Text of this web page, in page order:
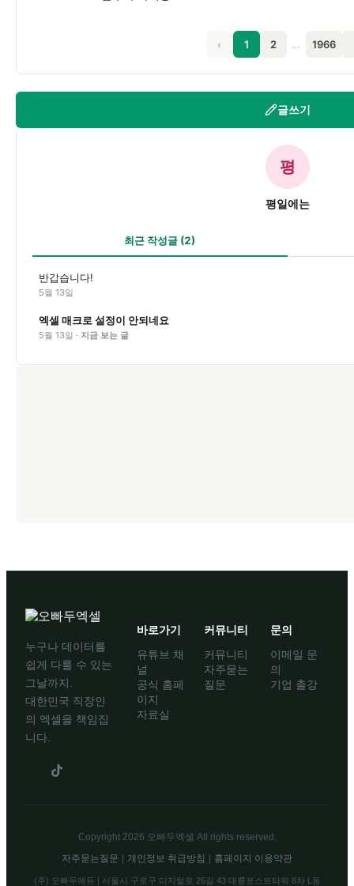
‹ 1 2 … 1966
글쓰기
평
평일에는
최근 작성글 (2)
반갑습니다!
5월 13일
엑셀 매크로 설정이 안되네요
5월 13일 · 지금 보는 글
누구나 데이터를
쉽게 다룰 수 있는
그날까지.
대한민국 직장인
의 엑셀을 책임집
니다.
바로가기
유튜브 채
널
공식 홈페
이지
자료실
커뮤니티
커뮤니티
자주묻는
질문
문의
이메일 문
의
기업 출강
Copyright 2026 오빠두엑셀 All rights reserved.
자주묻는질문
개인정보 취급방침 홈페이지 이용약관
(주) 오빠두에듀 | 서울시 구로구 디지털로 26길 43 대륭포스트타워 8차 L동